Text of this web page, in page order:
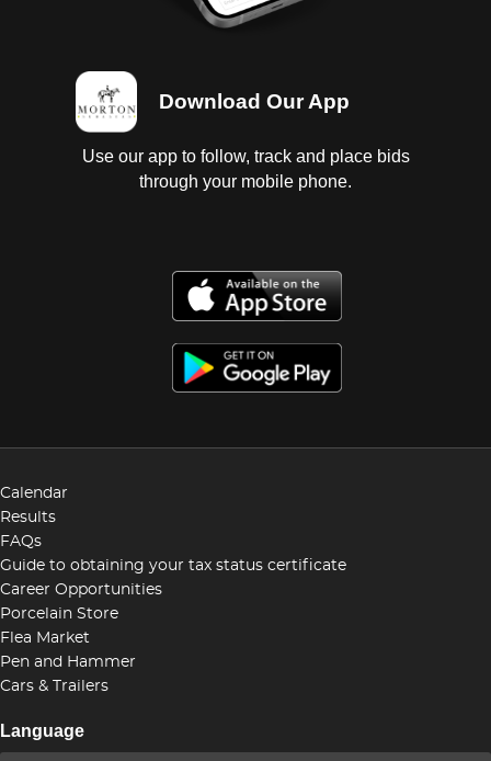
Download Our App
Use our app to follow, track and place bids
through your mobile phone.
Calendar
Results
FAQs
Guide to obtaining your tax status certificate
Career Opportunities
Porcelain Store
Flea Market
Pen and Hammer
Cars & Trailers
Language